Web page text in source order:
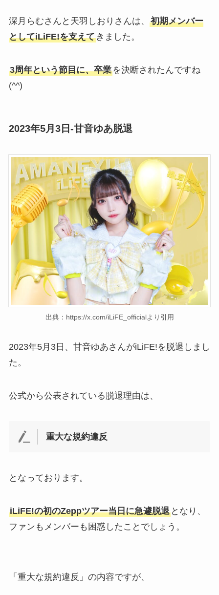
深月らむさんと天羽しおりさんは、 初期メンバー
としてiLiFE!を支えてきました。
3周年という節目に、卒業を決断されたんですね
(^^)
2023年5月3日-甘音ゆあ脱退
出典：https://x.com/iLiFE_officialより引用
2023年5月3日、甘音ゆあさんがiLiFE!を脱退しまし
た。
公式から公表されている脱退理由は、
重大な規約違反
となっております。
iLiFE!の初のZeppツアー当日に急遽脱退となり、
ファンもメンバーも困惑したことでしょう。
「重大な規約違反」の内容ですが、